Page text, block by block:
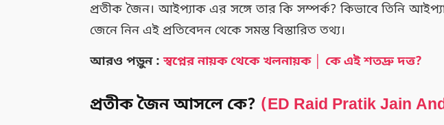
প্রতীক জৈন। আইপ্যাক এর সঙ্গে তার কি সম্পর্ক? কিভাবে তিনি
জেনে নিন এই প্রতিবেদন থেকে সমস্ত বিস্তারিত তথ্য।
আরও পড়ুন : স্বপ্নের নায়ক থেকে খলনায়ক │ কে এই শতদ্রু দত্ত?
প্রতীক জৈন আসলে কে? (ED Raid Pratik Jain